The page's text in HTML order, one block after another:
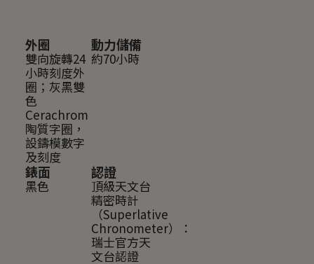
錶面
黑色
外圈
雙向旋轉24
小時刻度外
圈；灰黑雙
色
Cerachrom
陶質字圈，
設鑄模數字
及刻度
動力儲備
約70小時
認證
頂級天文台
精密時計
（Superlative
Chronometer）：
瑞士官方天
文台認證